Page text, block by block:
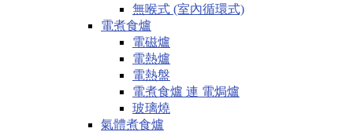
無喉式 (室內循環式)
電煮食爐
電磁爐
電熱爐
電熱盤
電煮食爐 連 電焗爐
玻璃燒
氣體煮食爐